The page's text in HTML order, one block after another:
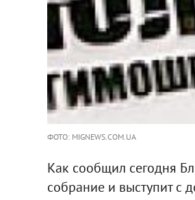
ФОТО: MIGNEWS.COM.UA
Как сообщил сегодня
собрание и выступит с